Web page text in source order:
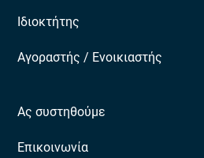
Ιδιοκτήτης
Αγοραστής / Ενοικιαστής
Ας συστηθούμε
Επικοινωνία